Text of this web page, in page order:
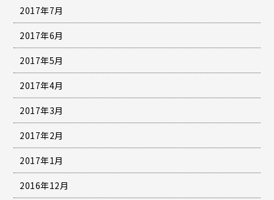
2017年7月
2017年6月
2017年5月
2017年4月
2017年3月
2017年2月
2017年1月
2016年12月